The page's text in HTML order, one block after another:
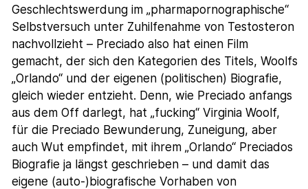
Geschlechtswerdung im „pharmapornographische“
Selbstversuch unter Zuhilfenahme von Testosteron
nachvollzieht – Preciado also hat einen Film
gemacht, der sich den Kategorien des Titels, Woolfs
„Orlando“ und der eigenen (politischen) Biografie,
gleich wieder entzieht. Denn, wie Preciado anfangs
aus dem Off darlegt, hat „fucking“ Virginia Woolf,
für die Preciado Bewunderung, Zuneigung, aber
auch Wut empfindet, mit ihrem „Orlando“ Preciados
Biografie ja längst geschrieben ­– und damit das
eigene (auto-)biografische Vorhaben von